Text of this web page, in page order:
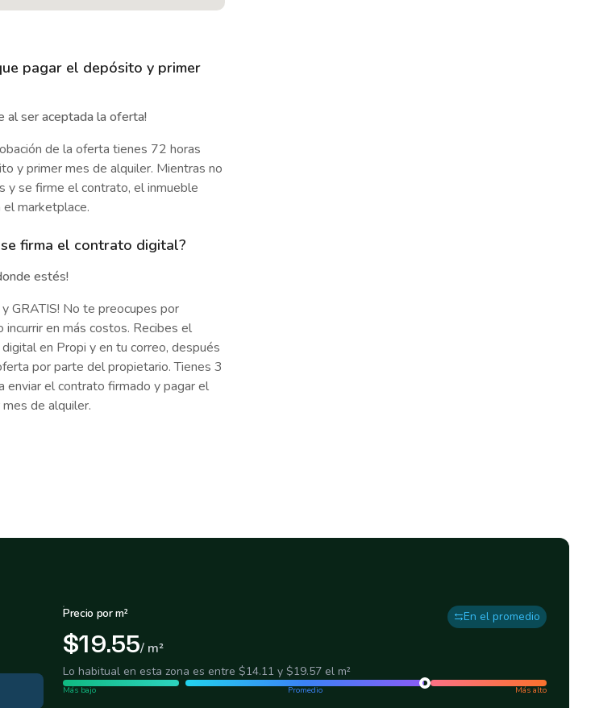
pagar el depósito y primer
al ser aceptada la oferta!
de la oferta tienes 72 horas
y primer mes de alquiler. Mientras no
y se firme el contrato, el inmueble
marketplace.
se firma el contrato digital?
estés!
GRATIS! No te preocupes por
incurrir en más costos. Recibes el
en Propi y en tu correo, después
por parte del propietario. Tienes 3
enviar el contrato firmado y pagar el
de alquiler.
Precio por m² En el promedio
$19.55/ m²
Lo habitual en esta zona es entre $14.11 y $19.57 el m²
Más bajo Promedio Más alto